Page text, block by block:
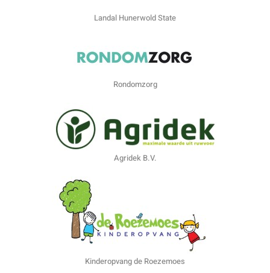
Landal Hunerwold State
Rondomzorg
Agridek B.V.
Kinderopvang de Roezemoes